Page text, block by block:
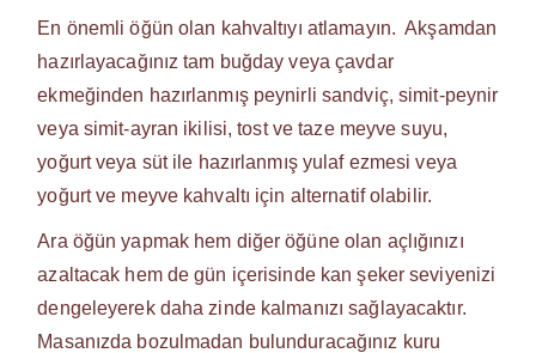
En önemli öğün olan kahvaltıyı atlamayın. Akşamdan
hazırlayacağınız tam buğday veya çavdar
ekmeğinden hazırlanmış peynirli sandviç, simit-peynir
veya simit-ayran ikilisi, tost ve taze meyve suyu,
yoğurt veya süt ile hazırlanmış yulaf ezmesi veya
yoğurt ve meyve kahvaltı için alternatif olabilir.
Ara öğün yapmak hem diğer öğüne olan açlığınızı
azaltacak hem de gün içerisinde kan şeker seviyenizi
dengeleyerek daha zinde kalmanızı sağlayacaktır.
Masanızda bozulmadan bulunduracağınız kuru